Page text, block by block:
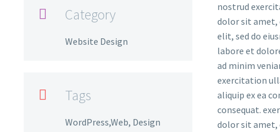
 Category
Website Design
 Tags
WordPress,Web, Design
nostrud
dolor sit amet,
elit, sed do
labore et
ad minim
exercitation
aliquip ex ea
consequat.
dolor sit amet,